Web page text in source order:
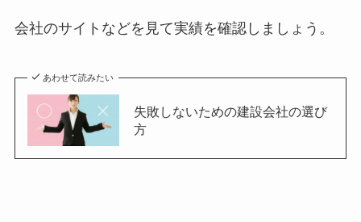
会社のサイトなどを見て実績を確認しましょう。
あわせて読みたい
失敗しないための建設会社の選び
方